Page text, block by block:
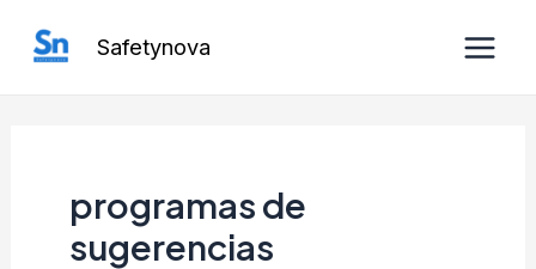
Safetynova
programas de
sugerencias